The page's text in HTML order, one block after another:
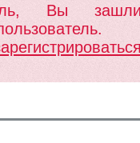
Вы